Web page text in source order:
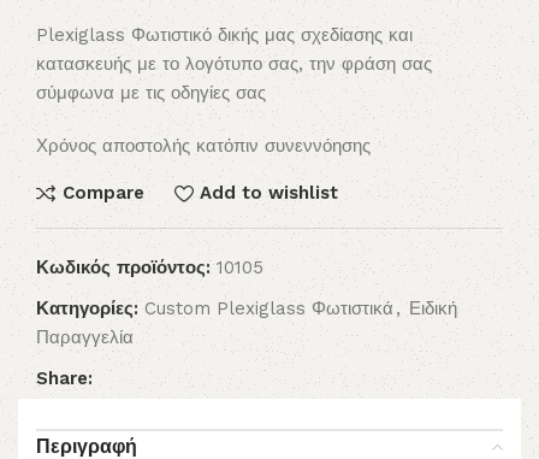
Plexiglass Φωτιστικό δικής μας σχεδίασης και
κατασκευής με το λογότυπο σας, την φράση σας
σύμφωνα με τις οδηγίες σας
Χρόνος αποστολής κατόπιν συνεννόησης
Compare Add to wishlist
Κωδικός προϊόντος:10105
Κατηγορίες: Custom Plexiglass Φωτιστικά , Ειδική
Παραγγελία
Share:
Περιγραφή